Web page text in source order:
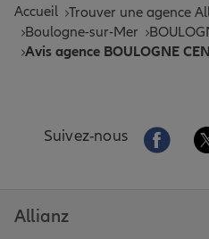
Accueil Trouver une agence
Boulogne-sur-Mer
Avis agence BOULOGNE
Suivez-nous Aller
Allianz